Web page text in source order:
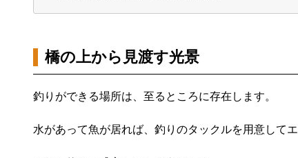
橋の上から見渡す光景
釣りができる場所は、至るところに存在します。
水があって魚が居れば、釣りのタックルを用意して